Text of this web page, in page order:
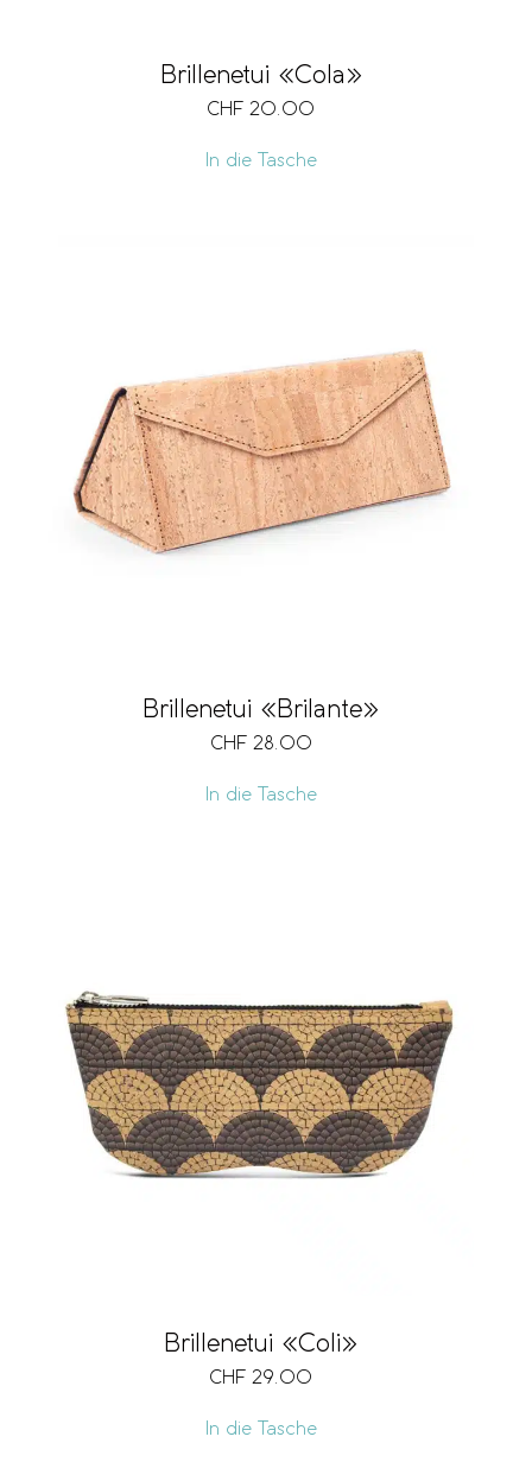
Brillenetui «Cola»
CHF 20.00
In die Tasche
Brillenetui «Brilante»
CHF 28.00
In die Tasche
Brillenetui «Coli»
CHF 29.00
In die Tasche